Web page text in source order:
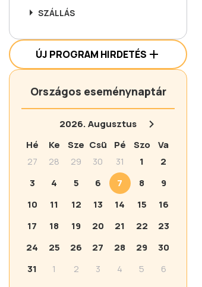
SZÁLLÁS
ÚJ PROGRAM HIRDETÉS
Országos eseménynaptár
2026.Augusztus
Hé
Ke Sze Csü Pé Szo
Va
27
28 29 30 31 1
2
3
4 5 6 7 8
9
10
11 12 13 14 15
16
17
18 19 20 21 22
23
24
25 26 27 28 29
30
31
1 2 3 4 5 6